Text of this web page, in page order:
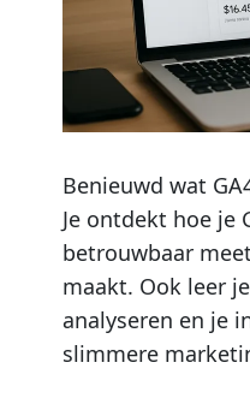
Benieuwd wat
Je ontdekt hoe je
betrouwbaar
maakt. Ook leer
analyseren en je
slimmere